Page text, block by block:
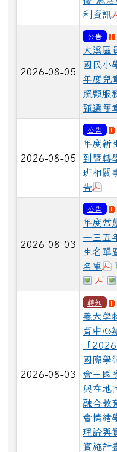
利資訊
2026-08-05
公告
大溪區
國民小
年度兒
照顧服
甄選簡
2026-08-05
公告
年度新
到暨轉
班相關
告
2026-08-03
公告
年度常
一三五
生名單
名單
於
2026-08-03
轉知
義大學
育中心
「
國際學
會－國
與在地
融合教
會情緒
理論與
實施計